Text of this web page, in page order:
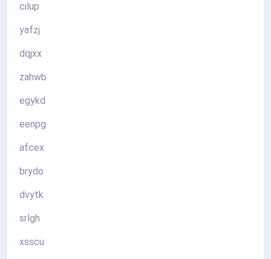
cilup
yafzj
dqjxx
zahwb
egykd
eenpg
afcex
brydo
dvytk
srlgh
xsscu